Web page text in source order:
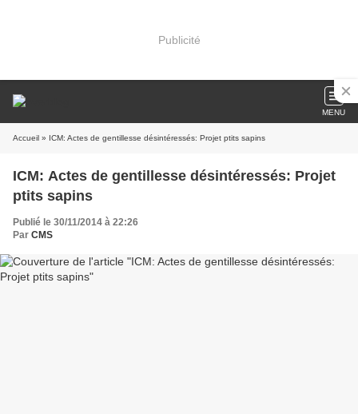
Publicité
MENU
Accueil » ICM: Actes de gentillesse désintéressés: Projet ptits sapins
ICM: Actes de gentillesse désintéressés: Projet
ptits sapins
Publié le 30/11/2014 à 22:26
Par CMS